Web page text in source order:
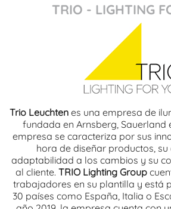
TRIO - LIGHTING
Trio Leuchten es una empresa de
fundada en Arnsberg, Sauerland
empresa se caracteriza por sus
hora de diseñar productos,
adaptabilidad a los cambios y su
al cliente. TRIO Lighting Group
trabajadores en su plantilla y está
30 países como España, Italia o